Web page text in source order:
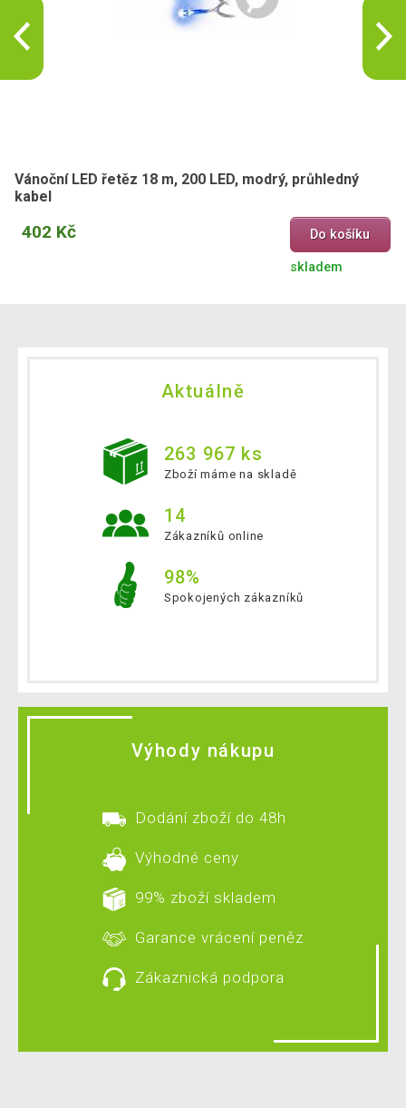
Vánoční LED řetěz 18 m, 200 LED, modrý, průhledný
kabel
402 Kč Do košíku
skladem
Aktuálně
263 967 ks
Zboží máme na skladě
14
Zákazníků online
98%
Spokojených zákazníků
Výhody nákupu
Dodání zboží do 48h
Výhodné ceny
99% zboží skladem
Garance vrácení peněz
Zákaznická podpora